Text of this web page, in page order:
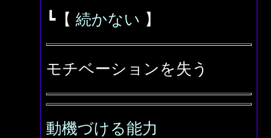
┗【 続かない 】
モチベーションを失う
動機づける能力